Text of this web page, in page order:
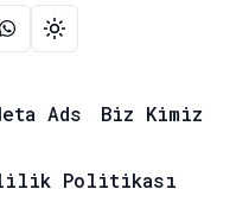
Sayfamız
Whatsapp İletişim
Temayı Değiştir
Ads Biz Kimiz
Politikası